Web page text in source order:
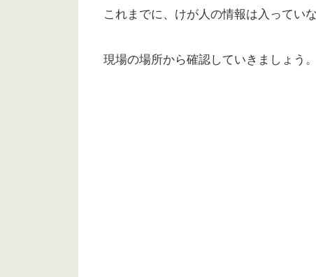
これまでに、けが人の情報は入ってい
現場の場所から確認していきましょう。